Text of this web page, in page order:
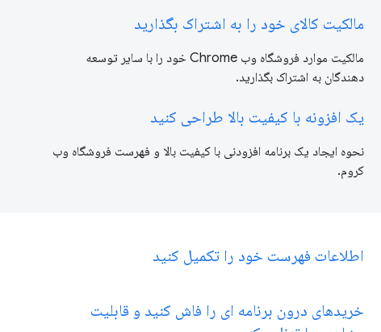
مالکیت کالای خود را به اشتراک بگذارید
مالکیت موارد فروشگاه وب Chrome خود را با سایر توسعه
دهندگان به اشتراک بگذارید.
یک افزونه با کیفیت بالا طراحی کنید
نحوه ایجاد یک برنامه افزودنی با کیفیت بالا و فهرست فروشگاه وب
کروم.
اطلاعات فهرست خود را تکمیل کنید
خریدهای درون برنامه ای را فاش کنید و قابلیت